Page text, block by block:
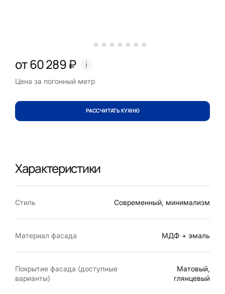
от 60 289 ₽
Цена за погонный метр
РАССЧИТАТЬ КУХНЮ
Характеристики
Стиль Современный, минимализм
Материал фасада МДФ + эмаль
Покрытие фасада (доступные
варианты)
Матовый,
глянцевый